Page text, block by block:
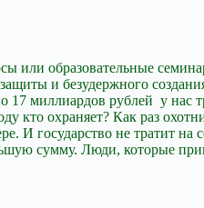
образовательные
и безудержного
миллиардов рублей у нас
охраняет? Как раз
И государство не тратит
сумму. Люди, которые